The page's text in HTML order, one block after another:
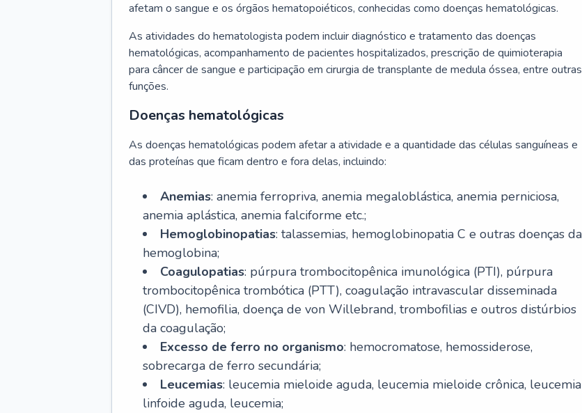
afetam o sangue e os órgãos hematopoiéticos, conhecidas como doenças hematológicas.
As atividades do hematologista podem incluir diagnóstico e tratamento das doenças
hematológicas, acompanhamento de pacientes hospitalizados, prescrição de quimioterapia
para câncer de sangue e participação em cirurgia de transplante de medula óssea, entre outras
funções.
Doenças hematológicas
As doenças hematológicas podem afetar a atividade e a quantidade das células sanguíneas e
das proteínas que ficam dentro e fora delas, incluindo:
Anemias: anemia ferropriva, anemia megaloblástica, anemia perniciosa,
anemia aplástica, anemia falciforme etc.;
Hemoglobinopatias: talassemias, hemoglobinopatia C e outras doenças da
hemoglobina;
Coagulopatias: púrpura trombocitopênica imunológica (PTI), púrpura
trombocitopênica trombótica (PTT), coagulação intravascular disseminada
(CIVD), hemofilia, doença de von Willebrand, trombofilias e outros distúrbios
da coagulação;
Excesso de ferro no organismo: hemocromatose, hemossiderose,
sobrecarga de ferro secundária;
Leucemias: leucemia mieloide aguda, leucemia mieloide crônica, leucemia
linfoide aguda, leucemia;